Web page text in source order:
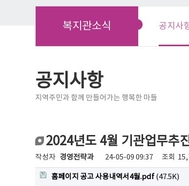
복지관소식 공지사
공지사항
지역주민과 함께 만들어가는 행복한 마들
2024년도 4월 기관업무추
작성자 경영전략과 24-05-09 09:37 조회
홈페이지 공고 사용내역서4월.pdf (47.5K)